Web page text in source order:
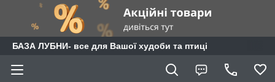
БАЗА ЛУБНИ- все для Вашої худоби та птиці